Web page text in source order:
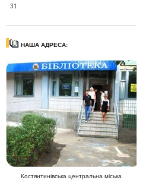
31
НАША АДРЕСА:
Костянтинівська центральна міська